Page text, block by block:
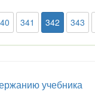
341 342 343
учебника